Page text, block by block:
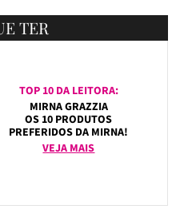
TER
TOP 10 DA LEITORA:
MIRNA GRAZZIA
OS 10 PRODUTOS
PREFERIDOS DA MIRNA!
VEJA MAIS